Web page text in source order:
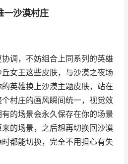
一沙漠村庄
调，不妨组合上同系列的英雄
女王这些皮肤，与沙漠之夜场
英雄换上沙漠主题皮肤，站在
村庄的画风瞬间统一，视觉效
的场景会永久保存在你的场景
的场景，之后想再切换回沙漠
都能切换，完全不用担心有失